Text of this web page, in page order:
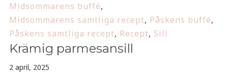
Midsommarens buffé,
Midsommarens samtliga recept, Påskens buffé,
Påskens samtliga recept, Recept, Sill
Krämig parmesansill
2 april, 2025